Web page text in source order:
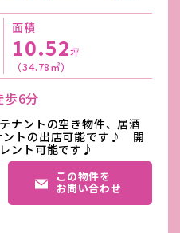
面積
10.52坪
（34.78㎡）
歩6分
ナントの空き物件、居酒
ントの出店可能です♪ 開
ント可能です♪
この物件を
お問い合わせ